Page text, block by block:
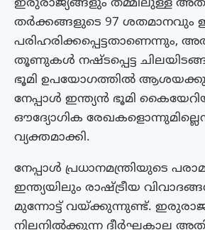
ഇരുരാജ്യങ്ങളും തമ്മിലുള്ള
തർക്കങ്ങളുടെ 97 ശതമാനവും
പരിഹരിക്കപ്പെട്ടതാണെന്നും,
തൂണുകൾ നഷ്ടപ്പെട്ട
ഭൂമി ഉപയോഗത്തിൽ
നേപ്പാൾ ഇന്ത്യൻ ഭൂമി
ഔദ്യോഗിക
വ്യക്തമാക്കി.
നേപ്പാൾ പ്രധാനമന്ത്രിയുടെ
ഇന്ത്യയിലും രാഷ്ട്രീയ
മുന്നോട്ട് വയ്ക്കുന്നുണ്ട്.
നിലനിൽക്കുന്ന ദീർഘകാല